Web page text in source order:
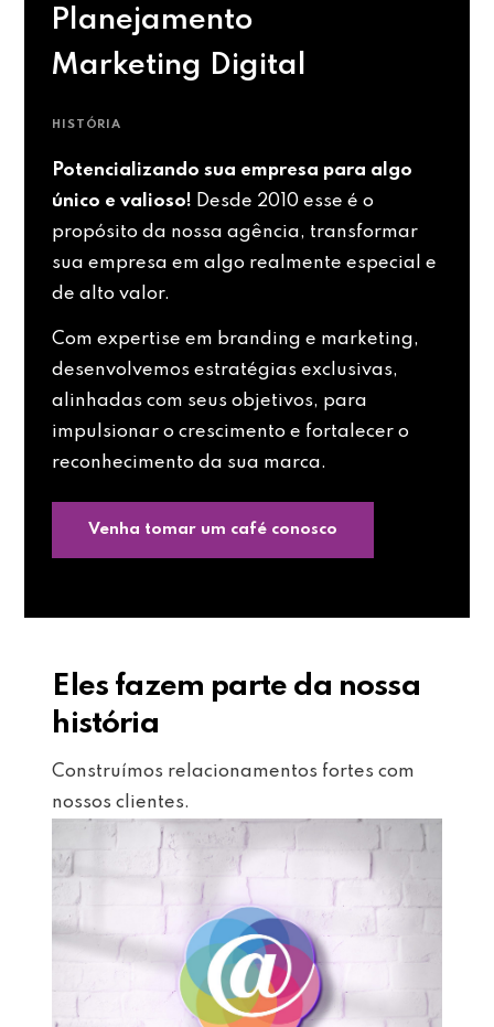
Planejamento
Marketing Digital
HISTÓRIA
Potencializando sua empresa para algo
único e valioso! Desde 2010 esse é o
propósito da nossa agência, transformar
sua empresa em algo realmente especial e
de alto valor.
Com expertise em branding e marketing,
desenvolvemos estratégias exclusivas,
alinhadas com seus objetivos, para
impulsionar o crescimento e fortalecer o
reconhecimento da sua marca.
Venha tomar um café conosco
Eles fazem parte da nossa
história
Construímos relacionamentos fortes com
nossos clientes.